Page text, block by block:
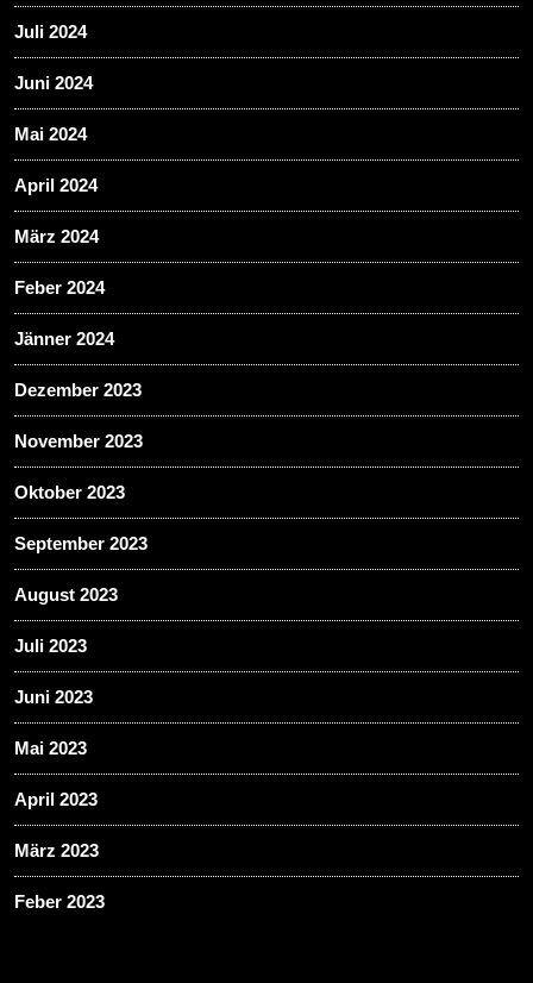
Juli 2024
Juni 2024
Mai 2024
April 2024
März 2024
Feber 2024
Jänner 2024
Dezember 2023
November 2023
Oktober 2023
September 2023
August 2023
Juli 2023
Juni 2023
Mai 2023
April 2023
März 2023
Feber 2023